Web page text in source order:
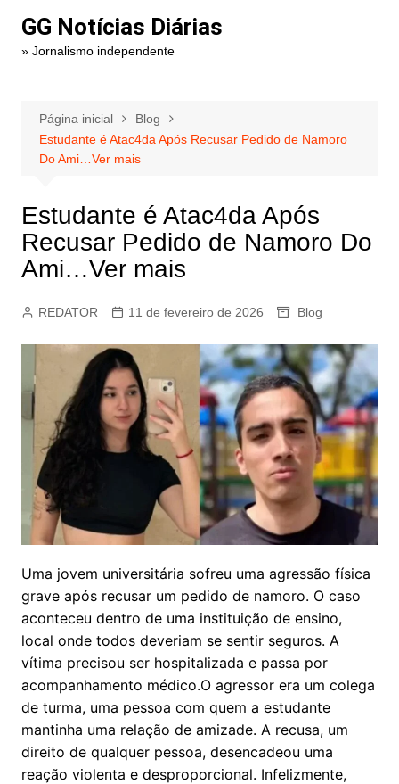
paraGG Notícias Diárias
» Jornalismo independente
Página inicial
Blog
Estudante é Atac4da Após Recusar Pedido de Namoro
Do Ami…Ver mais
Estudante é Atac4da Após
Recusar Pedido de Namoro Do
Ami…Ver mais
REDATOR 11 de fevereiro de 2026 Blog
Uma jovem universitária sofreu uma agressão física
grave após recusar um pedido de namoro. O caso
aconteceu dentro de uma instituição de ensino,
local onde todos deveriam se sentir seguros. A
vítima precisou ser hospitalizada e passa por
acompanhamento médico.O agressor era um colega
de turma, uma pessoa com quem a estudante
mantinha uma relação de amizade. A recusa, um
direito de qualquer pessoa, desencadeou uma
reação violenta e desproporcional. Infelizmente,